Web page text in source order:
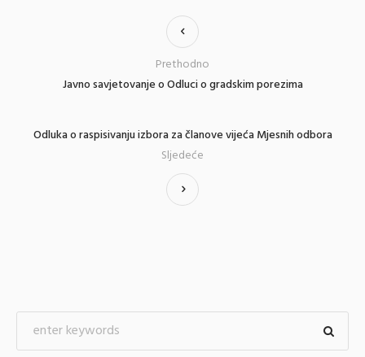
Javno savjetovanje o Odluci o gradskim porezima
Prethodno
Odluka o raspisivanju izbora za članove vijeća Mjesnih odbora
Sljedeće